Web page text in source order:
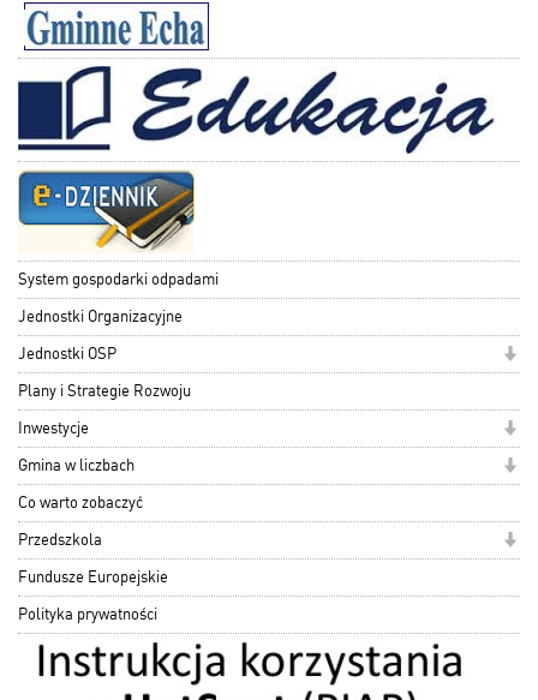
System gospodarki odpadami
Jednostki Organizacyjne
Jednostki OSP
Plany i Strategie Rozwoju
Inwestycje
Gmina w liczbach
Co warto zobaczyć
Przedszkola
Fundusze Europejskie
Polityka prywatności